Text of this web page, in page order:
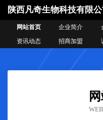
陕西凡奇生物科技有限公
网站首页 企业简介
资讯动态
招商加盟